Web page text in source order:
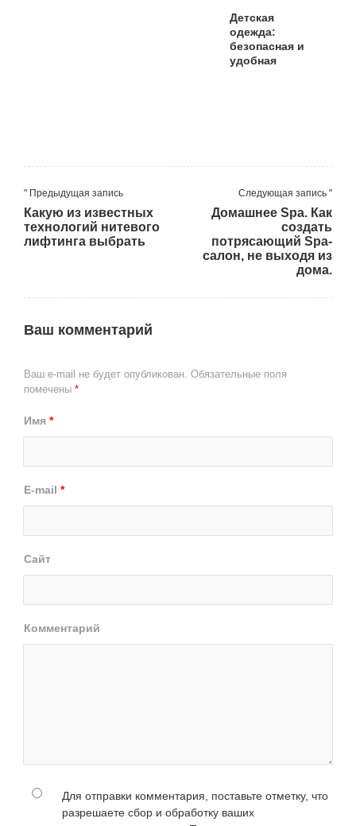
Детская
одежда:
безопасная и
удобная
" Предыдущая запись
Какую из известных
технологий нитевого
лифтинга выбрать
Следующая запись "
Домашнее Spa. Как
создать
потрясающий Spa-
салон, не выходя из
дома.
Ваш комментарий
Ваш e-mail не будет опубликован. Обязательные поля
помечены *
Имя *
E-mail *
Сайт
Комментарий
Для отправки комментария, поставьте отметку, что
разрешаете сбор и обработку ваших